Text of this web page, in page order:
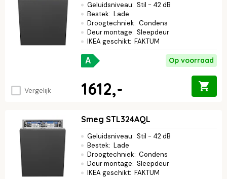
Vergelijk
Geluidsniveau: Stil - 42 dB
Bestek: Lade
Droogtechniek: Condens
Deur montage: Sleepdeur
IKEA geschikt: FAKTUM
A Op voorraad
1612,-
Smeg STL324AQL
Geluidsniveau: Stil - 42 dB
Bestek: Lade
Droogtechniek: Condens
Deur montage: Sleepdeur
IKEA geschikt: FAKTUM